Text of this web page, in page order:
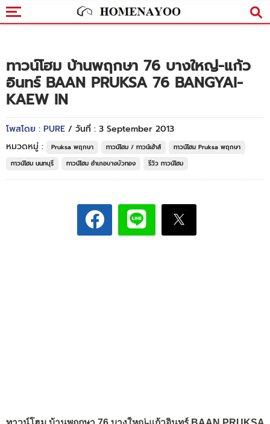
ทาวน์โฮม บ้านพฤกษา 76 บางใหญ่-แก้ว
อินทร์ BAAN PRUKSA 76 BANGYAI-
KAEW IN
โพสโดย : PURE / วันที่ : 3 September 2013
หมวดหมู่ :
Pruksa พฤกษา ทาวน์โฮม / ทาวน์เฮ้าส์
ทาวน์โฮม Pruksa พฤกษา
ทาวน์โฮม นนทบุรี
ทาวน์โฮม อำเภอบางบัวทอง รีวิว ทาวน์โฮม